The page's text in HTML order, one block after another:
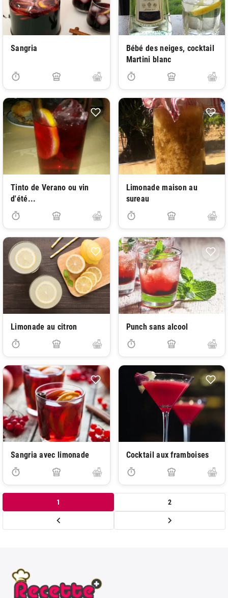
Sangria
Bébé des neiges, cocktail
Martini blanc
Tinto de Verano ou vin
d'été...
Limonade maison au
sureau
Limonade au citron Punch sans alcool
Sangria avec limonade Cocktail aux framboises
1 2